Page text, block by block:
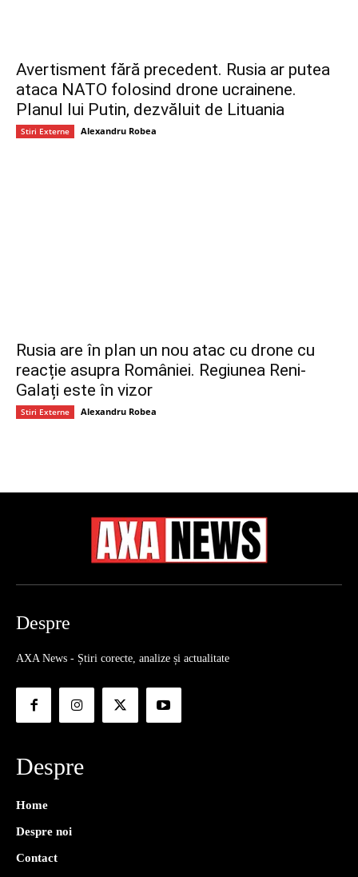
Avertisment fără precedent. Rusia ar putea
ataca NATO folosind drone ucrainene.
Planul lui Putin, dezvăluit de Lituania
Stiri Externe Alexandru Robea
Rusia are în plan un nou atac cu drone cu
reacție asupra României. Regiunea Reni-
Galați este în vizor
Stiri Externe Alexandru Robea
Despre
AXA News - Știri corecte, analize și actualitate
Despre
Home
Despre noi
Contact